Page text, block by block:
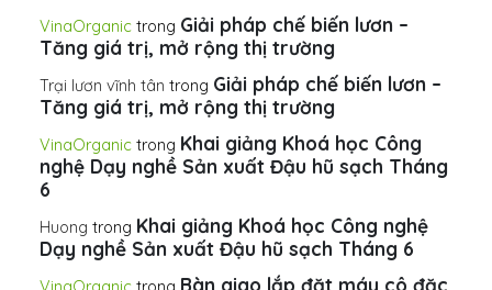
VinaOrganic trong Giải pháp chế biến lươn –
Tăng giá trị, mở rộng thị trường
Trại lươn vĩnh tân trong Giải pháp chế biến lươn –
Tăng giá trị, mở rộng thị trường
VinaOrganic trong Khai giảng Khoá học Công
nghệ Dạy nghề Sản xuất Đậu hũ sạch Tháng
6
Huong trong Khai giảng Khoá học Công nghệ
Dạy nghề Sản xuất Đậu hũ sạch Tháng 6